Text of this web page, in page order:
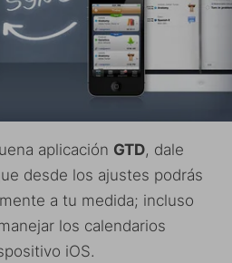
aplicación GTD, dale
desde los ajustes podrás
a tu medida; incluso
los calendarios
iOS.